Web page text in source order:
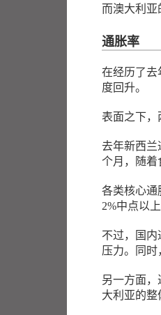
而澳大利亚
通胀率
在经历了去
度回升。
表面之下，
去年新西兰
个月，随着
各类核心通
2%中点以上
不过，国内
压力。同时
另一方面
大利亚的整